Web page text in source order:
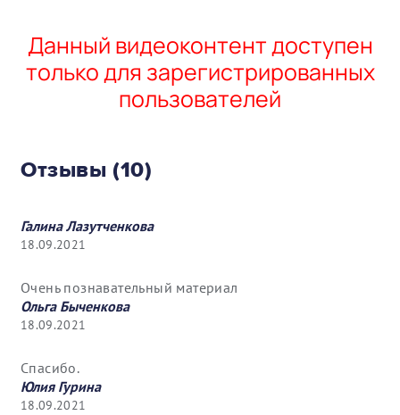
Данный видеоконтент доступен
только для зарегистрированных
пользователей
Отзывы (10)
Галина Лазутченкова
18.09.2021
Очень познавательный материал
Ольга Быченкова
18.09.2021
Спасибо.
Юлия Гурина
18.09.2021